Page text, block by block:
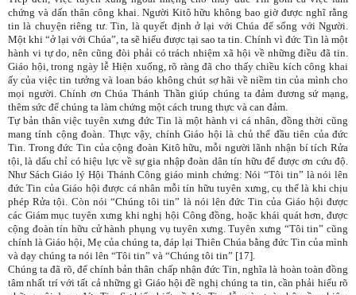
chứng và dấn thân công khai. Người Kitô hữu không bao giờ được nghĩ rằng
tin là chuyện riêng tư. Tin, là quyết định ở lại với Chúa để sống với Người.
Một khi “ở lại với Chúa”, ta sẽ hiểu được tại sao ta tin. Chính vì đức Tin là một
hành vi tự do, nên cũng đòi phải có trách nhiệm xã hội về những điều đã tin.
Giáo hội, trong ngày lễ Hiện xuống, rõ ràng đã cho thấy chiều kích công khai
ấy của việc tin tưởng và loan báo không chút sợ hãi về niềm tin của mình cho
mọi người. Chính ơn Chúa Thánh Thần giúp chúng ta đảm đương sứ mạng,
thêm sức để chúng ta làm chứng một cách trung thực và can đảm.
Tự bản thân việc tuyên xưng đức Tin là một hành vi cá nhân, đồng thời cũng
mang tính cộng đoàn. Thực vậy, chính Giáo hội là chủ thể đầu tiên của đức
Tin. Trong đức Tin của cộng đoàn Kitô hữu, mỗi người lãnh nhận bí tích Rửa
tội, là dấu chỉ có hiệu lực về sự gia nhập đoàn dân tín hữu để được ơn cứu độ.
Như Sách Giáo lý Hội Thánh Công giáo minh chứng: Nói “Tôi tin” là nói lên
đức Tin của Giáo hội được cá nhân mỗi tín hữu tuyên xưng, cụ thể là khi chịu
phép Rửa tội. Còn nói “Chúng tôi tin” là nói lên đức Tin của Giáo hội được
các Giám mục tuyên xưng khi nghị hội Công đồng, hoặc khái quát hơn, được
cộng đoàn tín hữu cử hành phụng vụ tuyên xưng. Tuyên xưng “Tôi tin” cũng
chính là Giáo hội, Mẹ của chúng ta, đáp lại Thiên Chúa bằng đức Tin của mình
và dạy chúng ta nói lên “Tôi tin” và “Chúng tôi tin” [17].
Chúng ta đã rõ, để chính bản thân chấp nhận đức Tin, nghĩa là hoàn toàn đồng
tâm nhất trí với tất cả những gì Giáo hội đề nghị chúng ta tin, cần phải hiểu rõ